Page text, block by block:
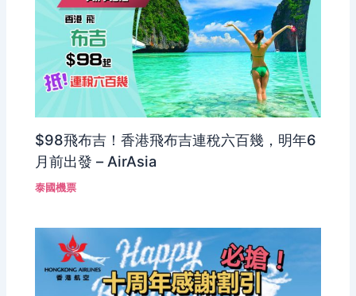
$98飛布吉！香港飛布吉連稅六百幾，明年6
月前出發 – AirAsia
泰國機票